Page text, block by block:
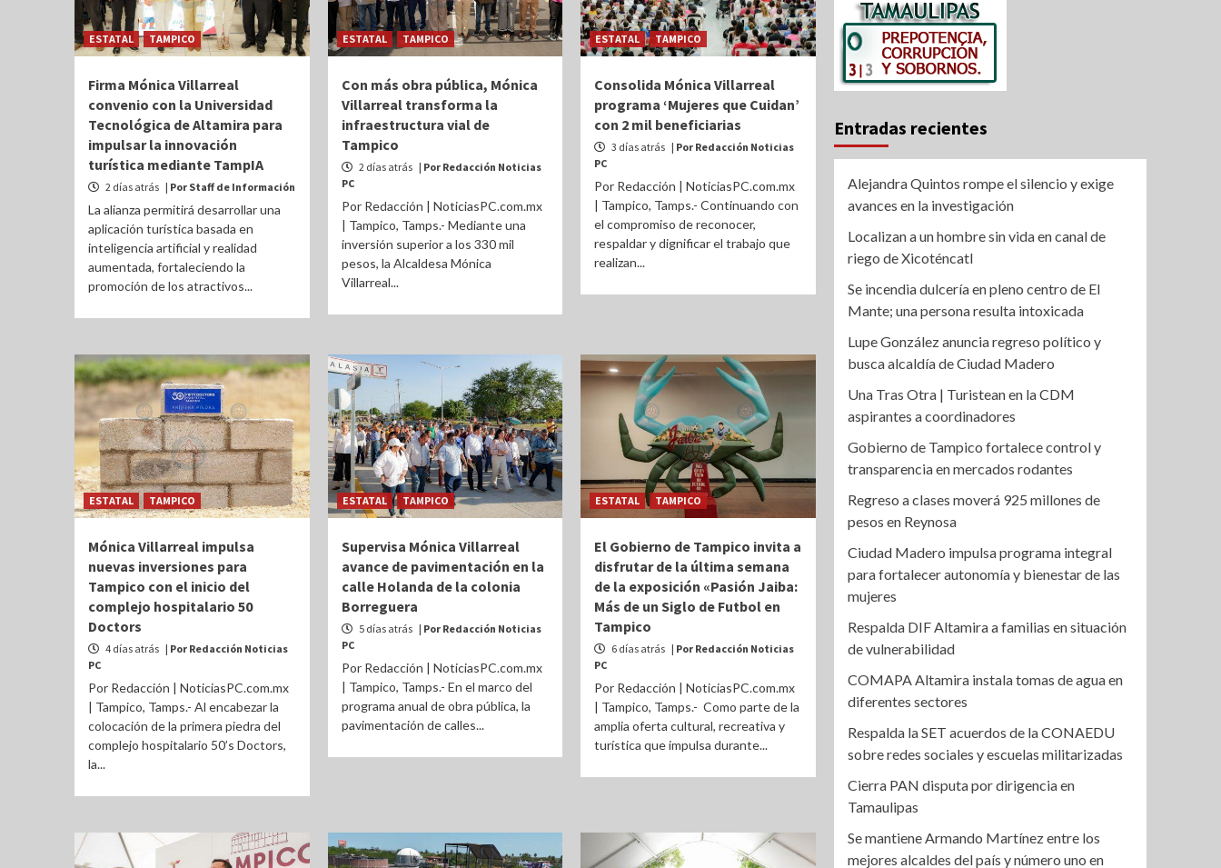
ESTATAL TAMPICO
Firma Mónica Villarreal
convenio con la Universidad
Tecnológica de Altamira para
impulsar la innovación
turística mediante TampIA
2 días atrás | Por Staff de Información
La alianza permitirá desarrollar una
aplicación turística basada en
inteligencia artificial y realidad
aumentada, fortaleciendo la
promoción de los atractivos...
ESTATAL TAMPICO
Con más obra pública, Mónica
Villarreal transforma la
infraestructura vial de
Tampico
2 días atrás | Por Redacción Noticias
PC
Por Redacción | NoticiasPC.com.mx
| Tampico, Tamps.- Mediante una
inversión superior a los 330 mil
pesos, la Alcaldesa Mónica
Villarreal...
ESTATAL TAMPICO
Consolida Mónica Villarreal
programa ‘Mujeres que Cuidan’
con 2 mil beneficiarias
3 días atrás | Por Redacción Noticias
PC
Por Redacción | NoticiasPC.com.mx
| Tampico, Tamps.- Continuando con
el compromiso de reconocer,
respaldar y dignificar el trabajo que
realizan...
ESTATAL TAMPICO
Mónica Villarreal impulsa
nuevas inversiones para
Tampico con el inicio del
complejo hospitalario 50
Doctors
4 días atrás | Por Redacción Noticias
PC
Por Redacción | NoticiasPC.com.mx
| Tampico, Tamps.- Al encabezar la
colocación de la primera piedra del
complejo hospitalario 50’s Doctors,
la...
ESTATAL TAMPICO
Supervisa Mónica Villarreal
avance de pavimentación en la
calle Holanda de la colonia
Borreguera
5 días atrás | Por Redacción Noticias
PC
Por Redacción | NoticiasPC.com.mx
| Tampico, Tamps.- En el marco del
programa anual de obra pública, la
pavimentación de calles...
ESTATAL TAMPICO
El Gobierno de Tampico invita a
disfrutar de la última semana
de la exposición «Pasión Jaiba:
Más de un Siglo de Futbol en
Tampico
6 días atrás | Por Redacción Noticias
PC
Por Redacción | NoticiasPC.com.mx
| Tampico, Tamps.- Como parte de la
amplia oferta cultural, recreativa y
turística que impulsa durante...
Entradas recientes
Alejandra Quintos rompe el silencio y exige
avances en la investigación
Localizan a un hombre sin vida en canal de
riego de Xicoténcatl
Se incendia dulcería en pleno centro de El
Mante; una persona resulta intoxicada
Lupe González anuncia regreso político y
busca alcaldía de Ciudad Madero
Una Tras Otra | Turistean en la CDM
aspirantes a coordinadores
Gobierno de Tampico fortalece control y
transparencia en mercados rodantes
Regreso a clases moverá 925 millones de
pesos en Reynosa
Ciudad Madero impulsa programa integral
para fortalecer autonomía y bienestar de las
mujeres
Respalda DIF Altamira a familias en situación
de vulnerabilidad
COMAPA Altamira instala tomas de agua en
diferentes sectores
Respalda la SET acuerdos de la CONAEDU
sobre redes sociales y escuelas militarizadas
Cierra PAN disputa por dirigencia en
Tamaulipas
Se mantiene Armando Martínez entre los
mejores alcaldes del país y número uno en